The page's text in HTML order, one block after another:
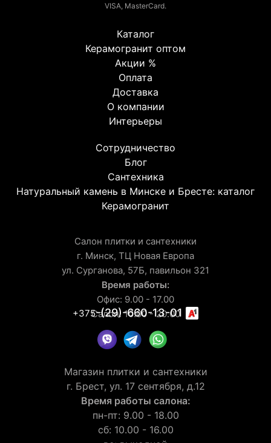
VISA, MasterCard.
Каталог
Керамогранит оптом
Акции %
Оплата
Доставка
О компании
Интерьеры
Сотрудничество
Блог
Сантехника
Натуральный камень в Минске и Бресте: каталог
Керамогранит
Салон плитки и сантехники
г. Минск, ТЦ Новая Европа
ул. Сурганова, 57Б, павильон 321
Время работы:
Офис: 9.00 - 17.00
Салон: 10.00 - 20.00
+375-(29)-660-13-01
Магазин плитки и сантехники
г. Брест, ул. 17 сентября, д.12
Время работы салона:
пн-пт: 9.00 - 18.00
сб: 10.00 - 16.00